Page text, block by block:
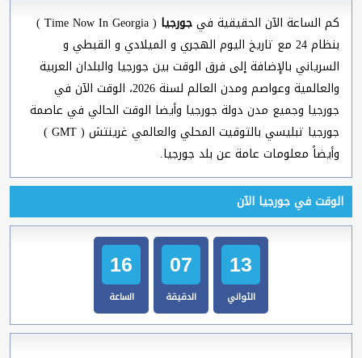
كم الساعة الآن الحقيقية فيجورجيا
( Time Now In Georgia )
بنظام 24 مع تاريخ اليوم الهجري و الميلادي و القبطي و
السرياني بالإضافة إلى فرق الوقت بين جورجيا والبلدان العربية
والعالمية وعواصم ومدن العالم لسنة 2026، الوقت الآن في
جورجيا وجميع مدن دولة جورجيا وأيضا الوقت الحالي في عاصمة
جورجيا تبليسي بالتوقيت المحلي والعالمي غرينتش ( GMT )
وأيضاً معلومات عامة عن بلد جورجيا.
الوقت في جورجيا الآن
16
الساعة
07
الدقيقة
14
الثواني